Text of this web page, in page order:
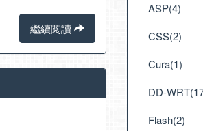
繼續閱讀
ASP(4)
CSS(2)
Cura(1)
DD-
Flash(2)